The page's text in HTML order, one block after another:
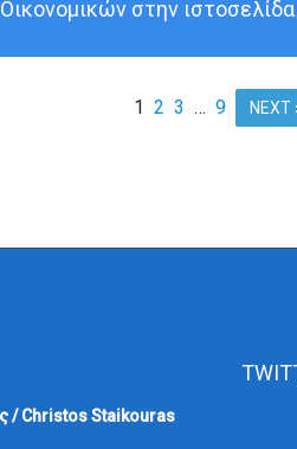
στην
1 2 3 … 9 NEXT
/ Christos Staikouras